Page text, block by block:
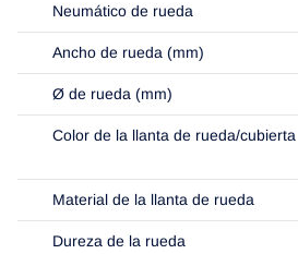
Neumático de rueda
Ancho de rueda (mm)
Ø de rueda (mm)
Color de la llanta de rueda/cubierta
Material de la llanta de rueda
Dureza de la rueda